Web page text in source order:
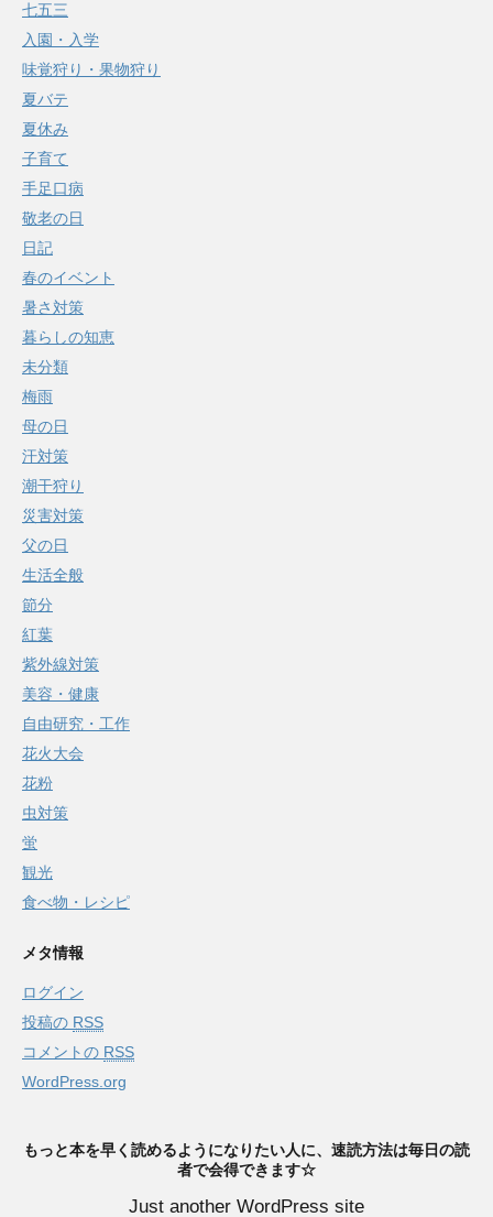
七五三
入園・入学
味覚狩り・果物狩り
夏バテ
夏休み
子育て
手足口病
敬老の日
日記
春のイベント
暑さ対策
暮らしの知恵
未分類
梅雨
母の日
汗対策
潮干狩り
災害対策
父の日
生活全般
節分
紅葉
紫外線対策
美容・健康
自由研究・工作
花火大会
花粉
虫対策
蛍
観光
食べ物・レシピ
メタ情報
ログイン
投稿の RSS
コメントの RSS
WordPress.org
もっと本を早く読めるようになりたい人に、速読方法は毎日の読
者で会得できます☆
Just another WordPress site